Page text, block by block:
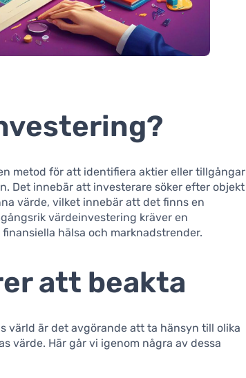
metod för att identifiera aktier eller tillgångar
Det innebär att investerare söker efter objekt
värde, vilket innebär att det finns en
värdeinvestering kräver en
hälsa och marknadstrender.
att beakta
värld är det avgörande att ta hänsyn till olika
värde. Här går vi igenom några av dessa